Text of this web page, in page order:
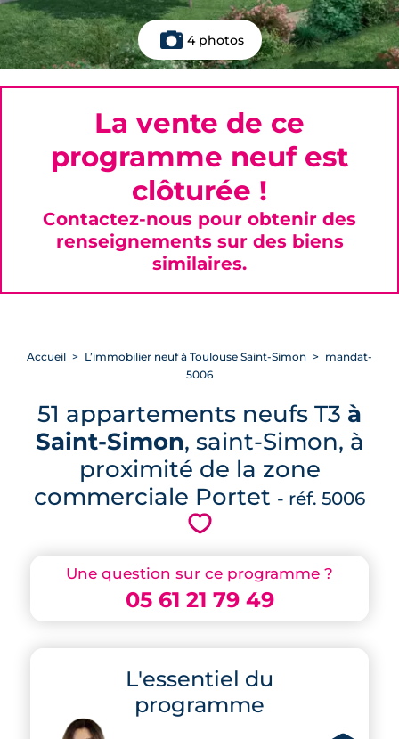
4 photos
Une question sur ce programme ?
05 61 21 79 49
L'essentiel du
programme
Accueil L’immobilier neuf à Toulouse Saint-Simon
mandat-
5006
51 appartements neufs T3 à
Saint-Simon, saint-Simon, à
proximité de la zone
commerciale Portet - réf. 5006
💗
La vente de ce
programme neuf est
clôturée !
Contactez-nous pour obtenir des
renseignements sur des biens
similaires.